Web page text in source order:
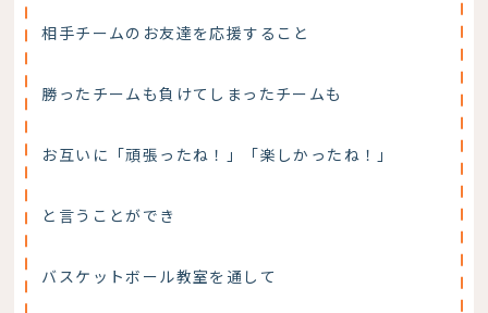
相手チームのお友達を応援すること
勝ったチームも負けてしまったチームも
お互いに「頑張ったね！」「楽しかったね！」
と言うことができ
バスケットボール教室を通して